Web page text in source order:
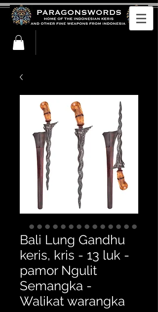
Bali Lung Gandhu
keris, kris - 13 luk -
pamor Ngulit
Semangka -
Walikat warangka